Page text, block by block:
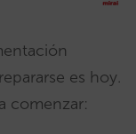
es hoy.
comenzar: